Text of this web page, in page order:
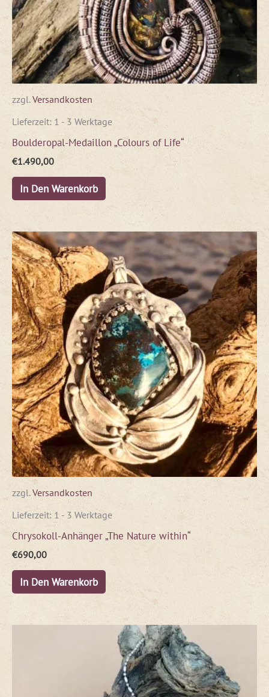
zzgl.Versandkosten
Lieferzeit: 1 - 3 Werktage
Boulderopal-Medaillon „Colours of Life“
€1.490,00
In Den Warenkorb
zzgl.Versandkosten
Lieferzeit:1 - 3 Werktage
Chrysokoll-Anhänger „The Nature within“
€690,00
In Den Warenkorb